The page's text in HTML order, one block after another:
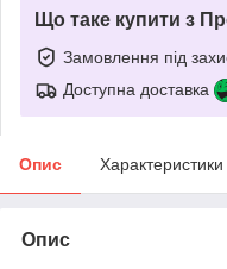
Що таке купити з
Замовлення під
Доступна доставка
Опис Характеристики
Опис